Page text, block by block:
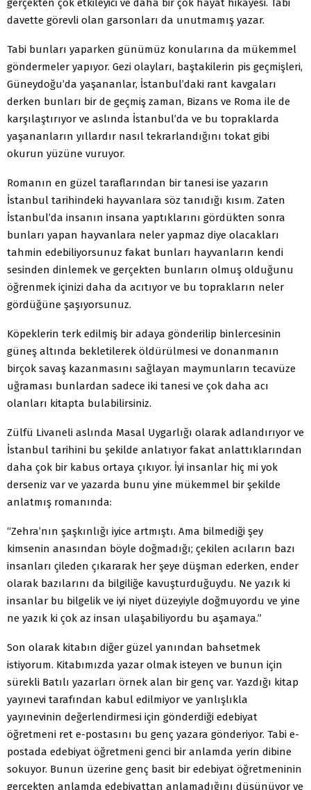
davette görevli olan garsonları da unutmamış yazar.
Tabi bunları yaparken günümüz konularına da mükemmel
göndermeler yapıyor. Gezi olayları, baştakilerin pis geçmişleri,
Güneydoğu’da yaşananlar, İstanbul’daki rant kavgaları
derken bunları bir de geçmiş zaman, Bizans ve Roma ile de
karşılaştırıyor ve aslında İstanbul’da ve bu topraklarda
yaşananların yıllardır nasıl tekrarlandığını tokat gibi
okurun yüzüne vuruyor.
Romanın en güzel taraflarından bir tanesi ise yazarın
İstanbul tarihindeki hayvanlara söz tanıdığı kısım. Zaten
İstanbul’da insanın insana yaptıklarını gördükten sonra
bunları yapan hayvanlara neler yapmaz diye olacakları
tahmin edebiliyorsunuz fakat bunları hayvanların kendi
sesinden dinlemek ve gerçekten bunların olmuş olduğunu
öğrenmek içinizi daha da acıtıyor ve bu toprakların neler
gördüğüne şaşıyorsunuz.
Köpeklerin terk edilmiş bir adaya gönderilip binlercesinin
güneş altında bekletilerek öldürülmesi ve donanmanın
birçok savaş kazanmasını sağlayan maymunların tecavüze
uğraması bunlardan sadece iki tanesi ve çok daha acı
olanları kitapta bulabilirsiniz.
Zülfü Livaneli aslında Masal Uygarlığı olarak adlandırıyor ve
İstanbul tarihini bu şekilde anlatıyor fakat anlattıklarından
daha çok bir kabus ortaya çıkıyor. İyi insanlar hiç mi yok
derseniz var ve yazarda bunu yine mükemmel bir şekilde
anlatmış romanında:
“Zehra’nın şaşkınlığı iyice artmıştı. Ama bilmediği şey
kimsenin anasından böyle doğmadığı; çekilen acıların bazı
insanları çileden çıkararak her şeye düşman ederken, ender
olarak bazılarını da bilgiliğe kavuşturduğuydu. Ne yazık ki
insanlar bu bilgelik ve iyi niyet düzeyiyle doğmuyordu ve yine
ne yazık ki çok az insan ulaşabiliyordu bu aşamaya.”
Son olarak kitabın diğer güzel yanından bahsetmek
istiyorum. Kitabımızda yazar olmak isteyen ve bunun için
sürekli Batılı yazarları örnek alan bir genç var. Yazdığı kitap
yayınevi tarafından kabul edilmiyor ve yanlışlıkla
yayınevinin değerlendirmesi için gönderdiği edebiyat
öğretmeni ret e-postasını bu genç yazara gönderiyor. Tabi e-
postada edebiyat öğretmeni genci bir anlamda yerin dibine
sokuyor. Bunun üzerine genç basit bir edebiyat öğretmeninin
gerçekten anlamda edebiyattan anlamadığını düşünüyor ve